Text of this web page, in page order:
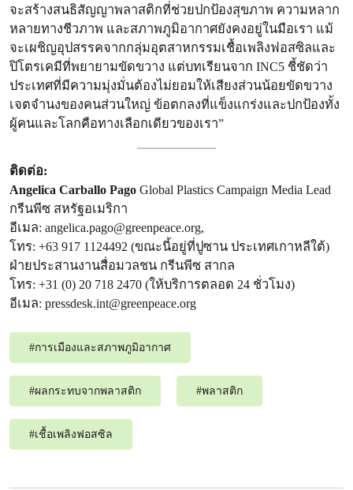
จะสร้างสนธิสัญญาพลาสติกที่ช่วยปกป้องสุขภาพ ความหลาก
หลายทางชีวภาพ และสภาพภูมิอากาศยังคงอยู่ในมือเรา แม้
จะเผชิญอุปสรรคจากกลุ่มอุตสาหกรรมเชื้อเพลิงฟอสซิลและ
ปิโตรเคมีที่พยายามขัดขวาง แต่บทเรียนจาก INC5 ชี้ชัดว่า
ประเทศที่มีความมุ่งมั่นต้องไม่ยอมให้เสียงส่วนน้อยขัดขวาง
เจตจำนงของคนส่วนใหญ่ ข้อตกลงที่แข็งแกร่งและปกป้องทั้ง
ผู้คนและโลกคือทางเลือกเดียวของเรา”
ติดต่อ:
Angelica Carballo Pago Global Plastics Campaign Media Lead
กรีนพีซ สหรัฐอเมริกา
อีเมล: angelica.pago@greenpeace.org,
โทร: +63 917 1124492 (ขณะนี้อยู่ที่ปูซาน ประเทศเกาหลีใต้)
ฝ่ายประสานงานสื่อมวลชน กรีนพีซ สากล
โทร: +31 (0) 20 718 2470 (ให้บริการตลอด 24 ชั่วโมง)
อีเมล: pressdesk.int@greenpeace.org
#การเมืองและสภาพภูมิอากาศ
#ผลกระทบจากพลาสติก #พลาสติก
#เชื้อเพลิงฟอสซิล